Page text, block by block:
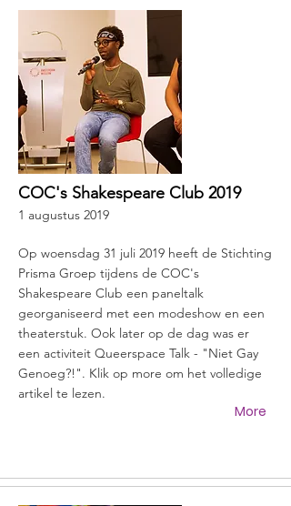
COC's Shakespeare Club 2019
1 augustus 2019
Op woensdag 31 juli 2019 heeft de Stichting
Prisma Groep tijdens de COC's
Shakespeare Club een paneltalk
georganiseerd met een modeshow en een
theaterstuk. Ook later op de dag was er
een activiteit Queerspace Talk - "Niet Gay
Genoeg?!". Klik op more om het volledige
artikel te lezen.
More